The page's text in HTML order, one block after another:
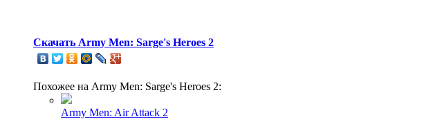
Скачать Army Men: Sarge's Heroes 2
Похожее на Army Men: Sarge's Heroes 2:
Army Men: Air Attack 2